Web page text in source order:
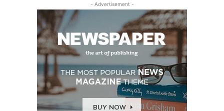
- Advertisement -